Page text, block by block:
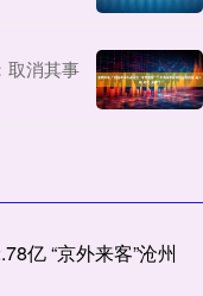
取消其事
亿 “京外来客”沧州